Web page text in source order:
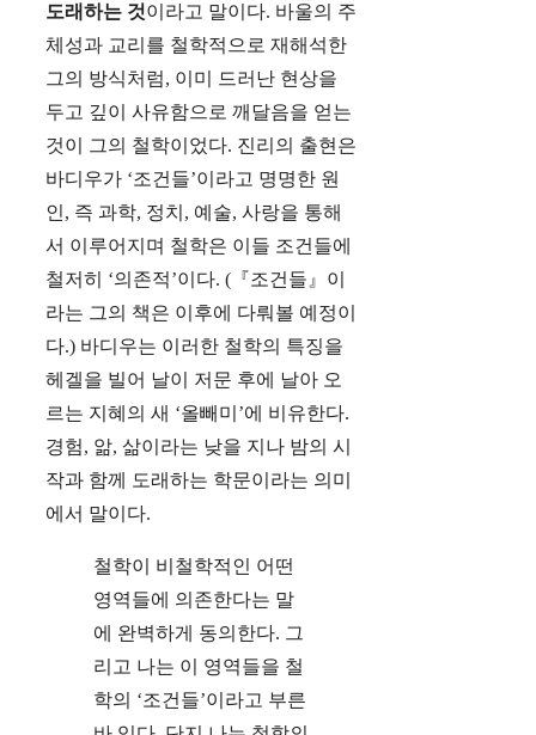
도래하는 것이라고 말이다. 바울의 주
체성과 교리를 철학적으로 재해석한
그의 방식처럼, 이미 드러난 현상을
두고 깊이 사유함으로 깨달음을 얻는
것이 그의 철학이었다. 진리의 출현은
바디우가 ‘조건들’이라고 명명한 원
인, 즉 과학, 정치, 예술, 사랑을 통해
서 이루어지며 철학은 이들 조건들에
철저히 ‘의존적’이다. (『조건들』이
라는 그의 책은 이후에 다뤄볼 예정이
다.) 바디우는 이러한 철학의 특징을
헤겔을 빌어 날이 저문 후에 날아 오
르는 지혜의 새 ‘올빼미’에 비유한다.
경험, 앎, 삶이라는 낮을 지나 밤의 시
작과 함께 도래하는 학문이라는 의미
에서 말이다.
철학이 비철학적인 어떤
영역들에 의존한다는 말
에 완벽하게 동의한다. 그
리고 나는 이 영역들을 철
학의 ‘조건들’이라고 부른